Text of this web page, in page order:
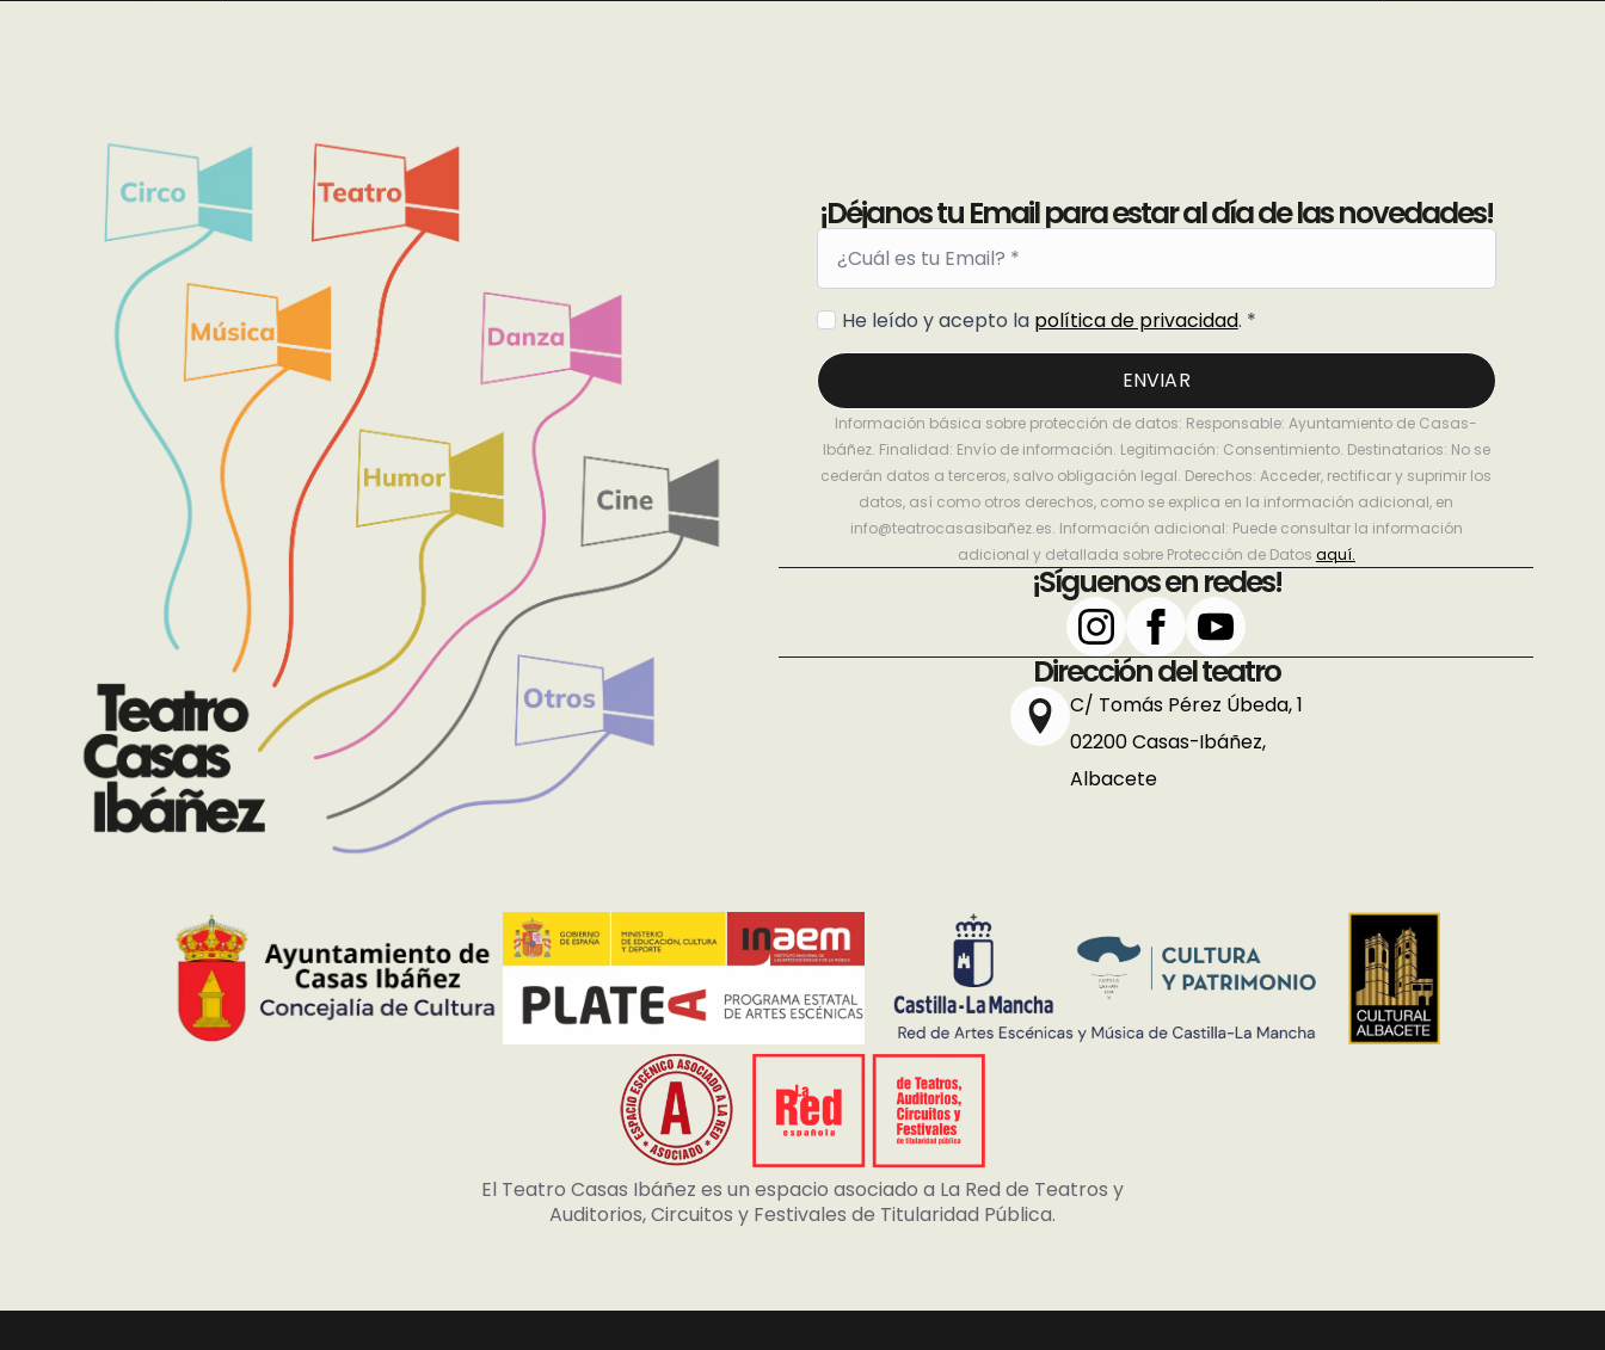
¡Déjanos tu Email para estar al día de las novedades!
Email
Política
privacidad
*
He leído y acepto la política de privacidad. *
ENVIAR
Información básica sobre protección de datos: Responsable: Ayuntamiento de Casas-
Ibáñez. Finalidad: Envío de información. Legitimación: Consentimiento. Destinatarios: No se
cederán datos a terceros, salvo obligación legal. Derechos: Acceder, rectificar y suprimir los
datos, así como otros derechos, como se explica en la información adicional, en
info@teatrocasasibañez.es. Información adicional: Puede consultar la información
adicional y detallada sobre Protección de Datos aquí.
¡Síguenos en redes!
Dirección del teatro
C/ Tomás Pérez Úbeda, 1
02200 Casas-Ibáñez,
Albacete
El Teatro Casas Ibáñez es un espacio asociado a La Red de Teatros y
Auditorios, Circuitos y Festivales de Titularidad Pública.
Este sitio web utiliza cookies para mejorar su experiencia de navegación y asegurar el correcto funcionamiento del sitio. Al continuar utilizando este
sitio, reconoce y acepta el uso de cookies.
Aceptar todo